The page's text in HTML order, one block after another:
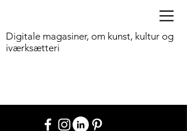
Digitale magasiner, om kunst, kultur og
iværksætteri